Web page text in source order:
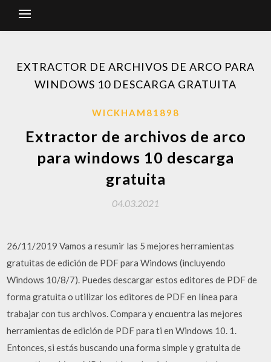
EXTRACTOR DE ARCHIVOS DE ARCO PARA
WINDOWS 10 DESCARGA GRATUITA
WICKHAM81898
Extractor de archivos de arco
para windows 10 descarga
gratuita
04.03.2021
26/11/2019 Vamos a resumir las 5 mejores herramientas
gratuitas de edición de PDF para Windows (incluyendo
Windows 10/8/7). Puedes descargar estos editores de PDF de
forma gratuita o utilizar los editores de PDF en línea para
trabajar con tus archivos. Compara y encuentra las mejores
herramientas de edición de PDF para ti en Windows 10. 1.
Entonces, si estás buscando una forma simple y gratuita de